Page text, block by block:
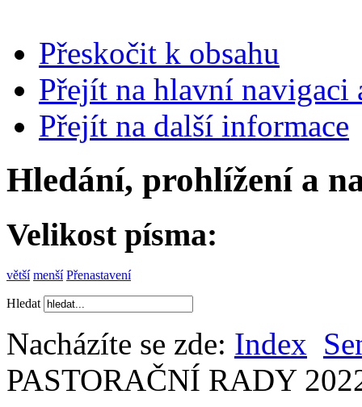
Přeskočit k obsahu
Přejít na hlavní navigaci
Přejít na další informace
Hledání, prohlížení a
Velikost písma:
větší menší Přenastavení
Hledat
Nacházíte se zde: Index
PASTORAČNÍ RADY